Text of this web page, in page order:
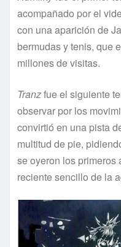
acompañado por el
con una aparición de
bermudas y tenis, que
millones de visitas.
Tranzfue el siguiente
observar por los
convirtió en una pista
multitud de pie,
se oyeron los primeros
reciente sencillo de la